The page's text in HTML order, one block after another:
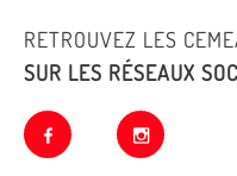
RETROUVEZ LES
SUR LES RÉSEAUX
facebook instagram